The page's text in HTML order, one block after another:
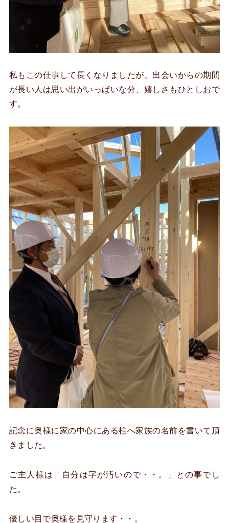
私もこの仕事して長くなりましたが、出会いからの期間
が長い人は思い出がいっぱいな分、嬉しさもひとしおで
す。
記念に奥様に家の中心にある柱へ家族の名前を書いて頂
きました。
ご主人様は「自分は字が汚いので・・。」との事でし
た。
優しい目で奥様を見守ります・・。